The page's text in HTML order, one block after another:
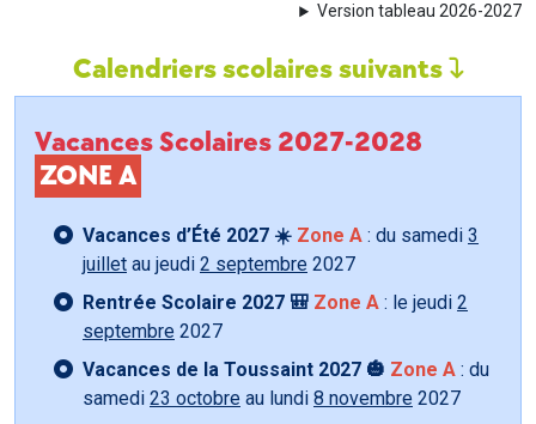
Version tableau 2026-2027
Calendriers scolaires suivants
Vacances Scolaires 2027-2028
ZONE A
Vacances d’Été 2027 ☀️ Zone A : du samedi 3
juillet au jeudi 2 septembre 2027
Rentrée Scolaire 2027 🎒 Zone A : le jeudi 2
septembre 2027
Vacances de la Toussaint 2027 🎃 Zone A : du
samedi 23 octobre au lundi 8 novembre 2027